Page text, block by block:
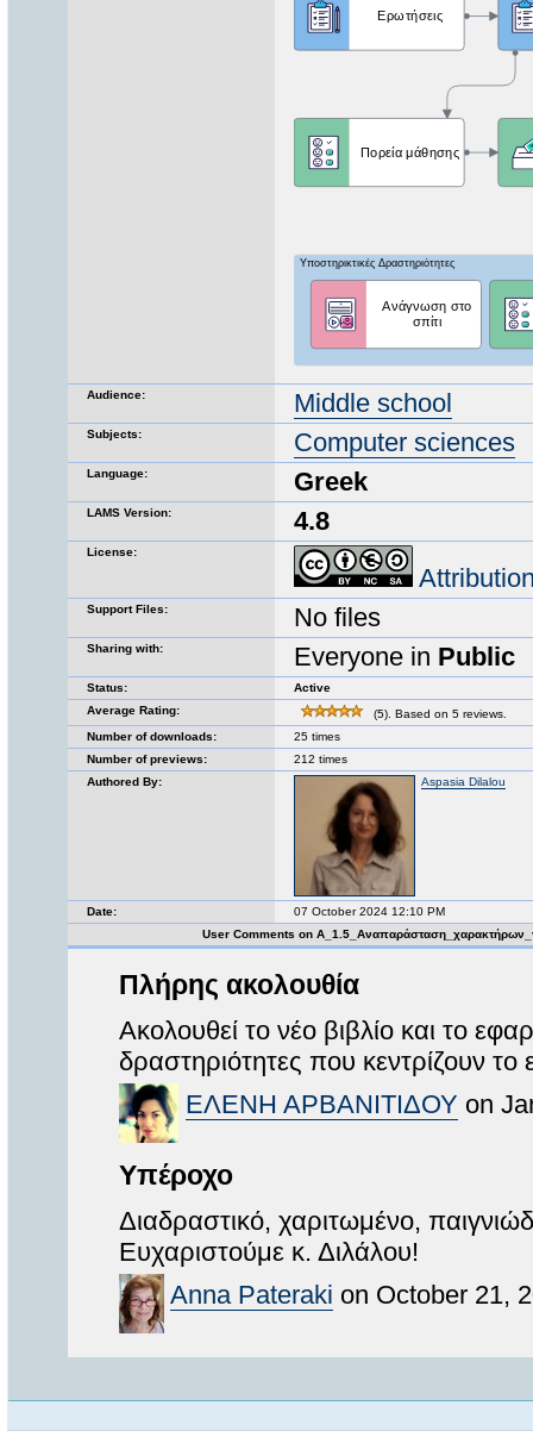
Audience: Middle school
Subjects: Computer sciences
Language: Greek
LAMS Version: 4.8
License:
Support Files: No files
Sharing with: Everyone in Public
Status:
Active
Average Rating:
(5). Based on 5 reviews.
Number of downloads:
25 times
Number of previews:
212 times
Authored By:
Aspasia Dilalou
Date:
07 October 2024 12:10 PM
User Comments on
Πλήρης ακολουθία
Ακολουθεί το νέο βιβλίο και το
δραστηριότητες που κεντρίζουν
ΕΛΕΝΗ ΑΡΒΑΝΙΤΙΔΟΥ on
Υπέροχο
Διαδραστικό, χαριτωμένο,
Ευχαριστούμε κ. Διλάλου!
Anna Pateraki on October 21,